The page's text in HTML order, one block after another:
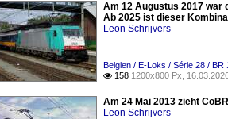
Am 12 Augustus 2017 war
Ab 2025 ist dieser
Leon Schrijvers
Belgien / E-Loks / Série 28 /
 158 1200x800 Px,
Am 24 Mai 2013 zieht
Leon Schrijvers